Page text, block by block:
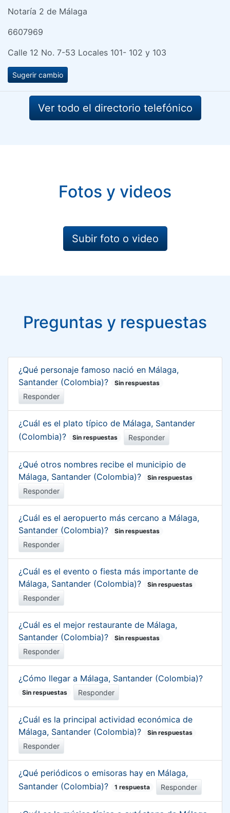
Notaría 2 de Málaga
6607969
Calle 12 No. 7-53 Locales 101- 102 y 103
Sugerir cambio
Ver todo el directorio telefónico
Fotos y videos
Subir foto o video
Preguntas y respuestas
¿Qué personaje famoso nació en Málaga,
Santander (Colombia)?
Sin respuestas
Responder
¿Cuál es el plato típico de Málaga, Santander
(Colombia)?
Sin respuestas Responder
¿Qué otros nombres recibe el municipio de
Málaga, Santander (Colombia)?
Sin respuestas
Responder
¿Cuál es el aeropuerto más cercano a Málaga,
Santander (Colombia)?
Sin respuestas
Responder
¿Cuál es el evento o fiesta más importante de
Málaga, Santander (Colombia)?
Sin respuestas
Responder
¿Cuál es el mejor restaurante de Málaga,
Santander (Colombia)?
Sin respuestas
Responder
¿Cómo llegar a Málaga, Santander (Colombia)?
Sin respuestas Responder
¿Cuál es la principal actividad económica de
Málaga, Santander (Colombia)?
Sin respuestas
Responder
¿Qué periódicos o emisoras hay en Málaga,
Santander (Colombia)?
1 respuesta Responder